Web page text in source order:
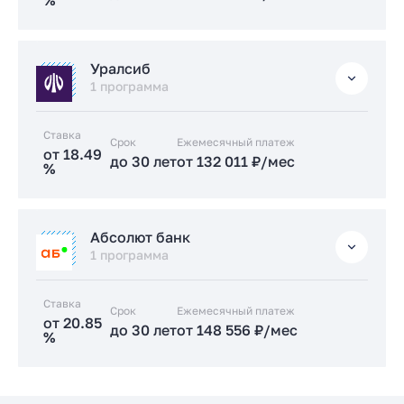
от 17.89 % до 30 лет
Заказать консультацию
Уралсиб
1 программа
Ставка
от 18.49
%
Срок
до 30 лет
Ежемесячный платеж
от 132 011 ₽/мес
от 18.49 %до 30 лет
Заказать консультацию
Абсолют банк
1 программа
Ставка
от 20.85
%
Срок
до 30 лет
Ежемесячный платеж
от 148 556 ₽/мес